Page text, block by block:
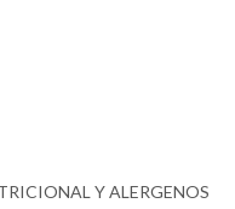
Y ALERGENOS